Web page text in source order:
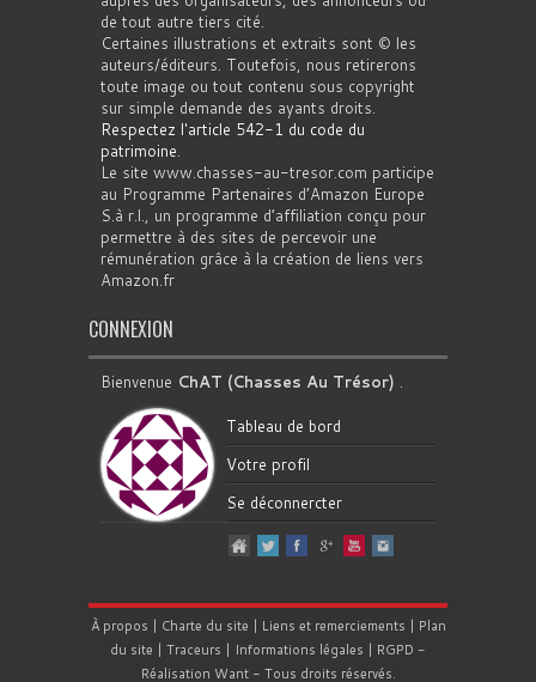
de tout autre tiers cité.
Certaines illustrations et extraits sont © les
auteurs/éditeurs. Toutefois, nous retirerons
toute image ou tout contenu sous copyright
sur simple demande des ayants droits.
Respectez l'article 542-1 du code du
patrimoine.
Le site www.chasses-au-tresor.com participe
au Programme Partenaires d’Amazon Europe
S.à r.l., un programme d’affiliation conçu pour
permettre à des sites de percevoir une
rémunération grâce à la création de liens vers
Amazon.fr
CONNEXION
Bienvenue ChAT (Chasses Au Trésor) .
Tableau de bord
Votre profil
Se déconnercter
À propos | Charte du site | Liens et remerciements | Plan
du site | Traceurs | Informations légales | RGPD -
Réalisation Want- Tous droits réservés.